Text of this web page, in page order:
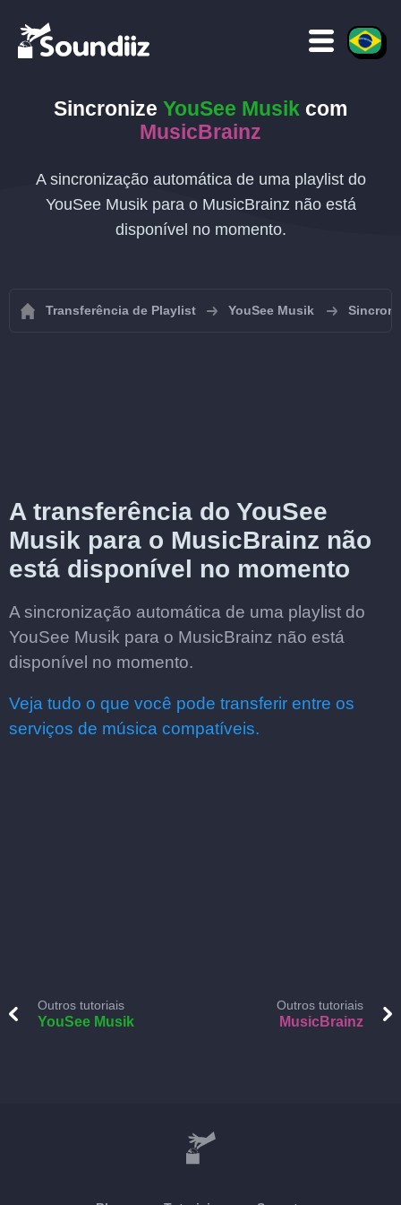
Sincronize YouSee Musik com
MusicBrainz
A sincronização automática de uma playlist do
YouSee Musik para o MusicBrainz não está
disponível no momento.
Transferência de Playlist YouSee Musik
A transferência do YouSee
Musik para o MusicBrainz não
está disponível no momento
A sincronização automática de uma playlist do
YouSee Musik para o MusicBrainz não está
disponível no momento.
Veja tudo o que você pode transferir entre os
serviços de música compatíveis.
Outros tutoriais
YouSee Musik
Outros tutoriais
MusicBrainz